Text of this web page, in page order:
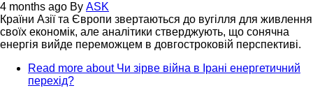
4 months ago By ASK
Країни Азії та Європи звертаються до вугілля для живлення
своїх економік, але аналітики стверджують, що сонячна
енергія вийде переможцем в довгостроковій перспективі.
Read more about Чи зірве війна в Ірані енергетичний
перехід?